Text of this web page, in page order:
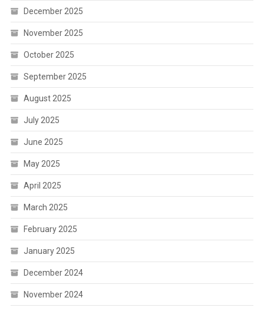
December 2025
November 2025
October 2025
September 2025
August 2025
July 2025
June 2025
May 2025
April 2025
March 2025
February 2025
January 2025
December 2024
November 2024